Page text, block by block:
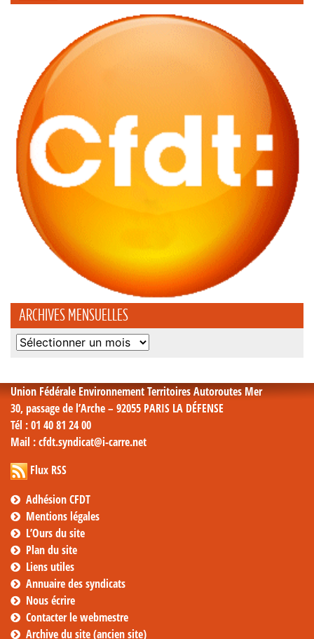
ARCHIVES MENSUELLES
Archives
Union Fédérale Environnement Territoires Autoroutes Mer
30, passage de l’Arche – 92055 PARIS LA DÉFENSE
Tél : 01 40 81 24 00
Mail : cfdt.syndicat@i-carre.net
Flux RSS
Adhésion CFDT
Mentions légales
L’Ours du site
Plan du site
Liens utiles
Annuaire des syndicats
Nous écrire
Contacter le webmestre
Archive du site (ancien site)